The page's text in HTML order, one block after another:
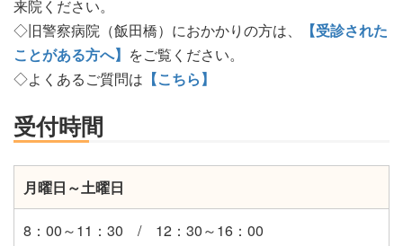
来院ください。
◇旧警察病院（飯田橋）におかかりの方は、
【受診された
ことがある方へ】 をご覧ください。
◇よくあるご質問は 【こちら】
受付時間
月曜日～土曜日
8：00～11：30 / 12：30～16：00